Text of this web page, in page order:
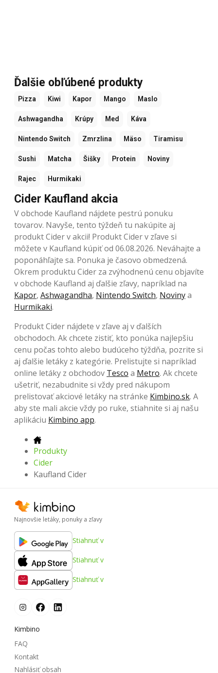
Ďalšie obľúbené produkty
Pizza Kiwi Kapor Mango Maslo
Ashwagandha Krúpy Med Káva
Nintendo Switch Zmrzlina Mäso Tiramisu
Sushi Matcha Šišky Protein Noviny
Rajec Hurmikaki
Cider Kaufland akcia
V obchode Kaufland nájdete pestrú ponuku
tovarov. Navyše, tento týždeň tu nakúpite aj
produkt Cider v akcii! Produkt Cider v zľave si
môžete v Kaufland kúpiť od 06.08.2026. Neváhajte a
poponáhľajte sa. Ponuka je časovo obmedzená.
Okrem produktu Cider za zvýhodnenú cenu objavíte
v obchode Kaufland aj ďalšie zľavy, napríklad na
Kapor, Ashwagandha, Nintendo Switch, Novinya
Hurmikaki.
Produkt Cider nájdete v zľave aj v ďalších
obchodoch. Ak chcete zistiť, kto ponúka najlepšiu
cenu počas tohto alebo budúceho týždňa, pozrite si
aj ďalšie letáky z kategórie. Prelistujte si napríklad
online letáky z obchodov Tesco a Metro. Ak chcete
ušetriť, nezabudnite si vždy pred nákupom
prelistovať akciové letáky na stránke Kimbino.sk. A
aby ste mali akcie vždy po ruke, stiahnite si aj našu
aplikáciu Kimbino app.
Produkty
Cider
Kaufland Cider
Najnovšie letáky, ponuky a zľavy
Stiahnuť v
Stiahnuť v
Stiahnuť v
Kimbino
FAQ
Kontakt
Nahlásiť obsah